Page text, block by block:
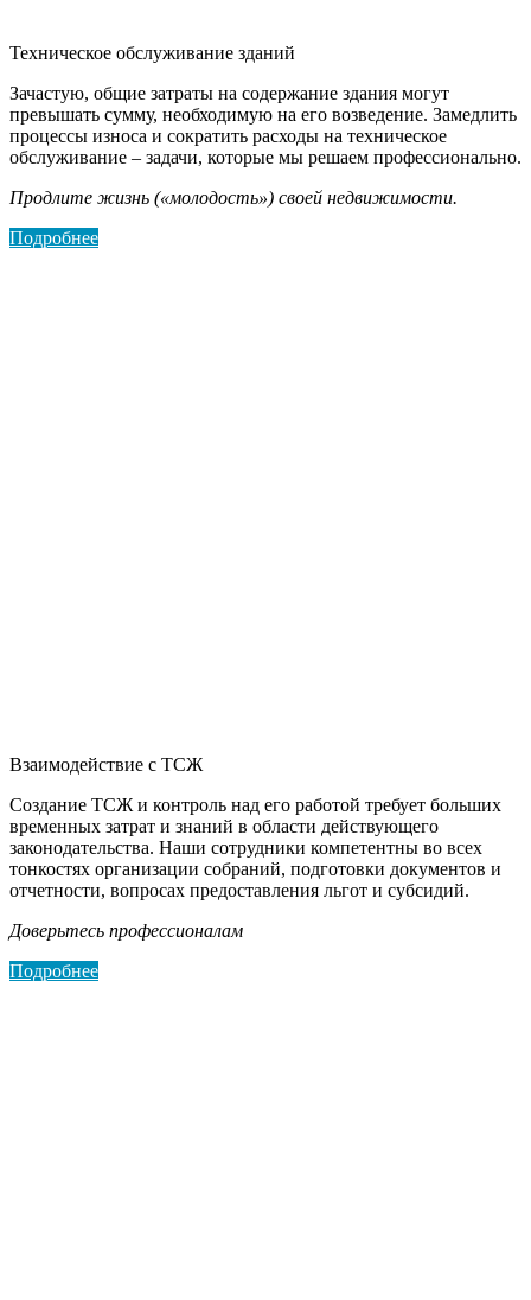
Техническое обслуживание зданий
Зачастую, общие затраты на содержание здания могут
превышать сумму, необходимую на его возведение. Замедлить
процессы износа и сократить расходы на техническое
обслуживание – задачи, которые мы решаем профессионально.
Продлите жизнь («молодость») своей недвижимости.
Подробнее
Взаимодействие с ТСЖ
Создание ТСЖ и контроль над его работой требует больших
временных затрат и знаний в области действующего
законодательства. Наши сотрудники компетентны во всех
тонкостях организации собраний, подготовки документов и
отчетности, вопросах предоставления льгот и субсидий.
Доверьтесь профессионалам
Подробнее